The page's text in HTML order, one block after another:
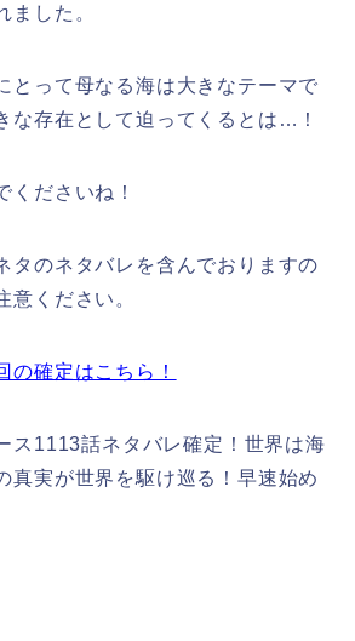
ました。
とって母なる海は大きなテーマで
な存在として迫ってくるとは…！
くださいね！
タのネタバレを含んでおりますの
意ください。
の確定はこちら！
ス1113話ネタバレ確定！世界は海
真実が世界を駆け巡る！早速始め